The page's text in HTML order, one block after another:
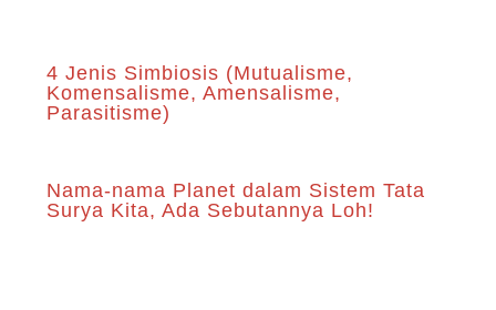
4 Jenis Simbiosis (Mutualisme,
Komensalisme, Amensalisme,
Parasitisme)
Nama-nama Planet dalam Sistem Tata
Surya Kita, Ada Sebutannya Loh!